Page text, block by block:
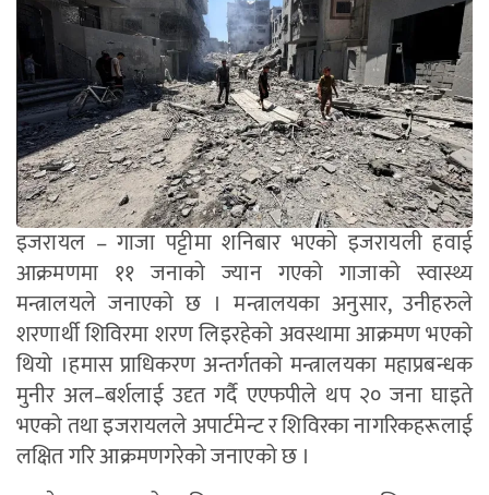
इजरायल – गाजा पट्टीमा शनिबार भएको इजरायली हवाई
आक्रमणमा ११ जनाको ज्यान गएको गाजाको स्वास्थ्य
मन्त्रालयले जनाएको छ । मन्त्रालयका अनुसार, उनीहरुले
शरणार्थी शिविरमा शरण लिइरहेको अवस्थामा आक्रमण भएको
थियो ।हमास प्राधिकरण अन्तर्गतको मन्त्रालयका महाप्रबन्धक
मुनीर अल–बर्शलाई उदृत गर्दै एएफपीले थप २० जना घाइते
भएको तथा इजरायलले अपार्टमेन्ट र शिविरका नागरिकहरूलाई
लक्षित गरि आक्रमणगरेको जनाएको छ ।